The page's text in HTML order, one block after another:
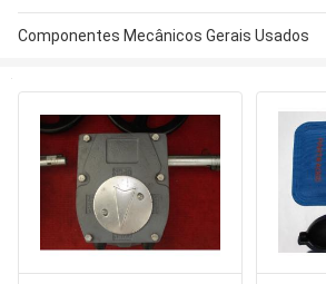
Componentes Mecânicos Gerais Usados